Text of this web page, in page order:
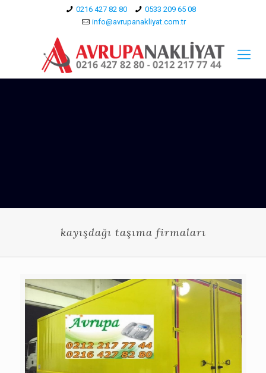
0216 427 82 80
0533 209 65 08
info@avrupanakliyat.com.tr
kayışdağı taşıma firmaları